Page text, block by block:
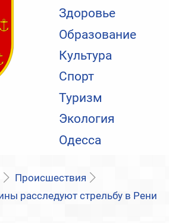
Здоровье
Образование
Культура
Спорт
Туризм
Экология
Одесса
Происшествия
расследуют стрельбу в Рени